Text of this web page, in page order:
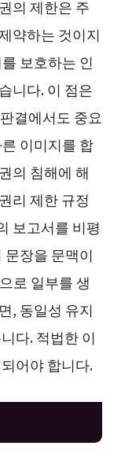
의 제한은 주
약하는 것이지
보호하는 인
니다. 이 점은
결에서도 중요
이미지를 합
의 침해에 해
리 제한 규정
보고서를 비평
장을 문맥이
로 일부를 생
, 동일성 유지
다. 적법한 이
어야 합니다.